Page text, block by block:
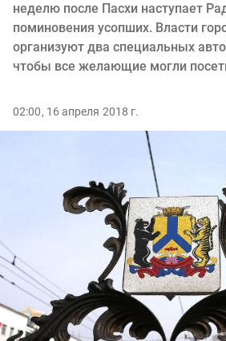
неделю после Пасхи наступает
поминовения усопших. Власти
организуют два специальных
чтобы все желающие могли
02:00, 16 апреля 2018 г.